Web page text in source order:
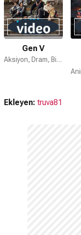
Gen V
Aksiyon, Dram, Bilim Kurgu
Ekleyen: truva81